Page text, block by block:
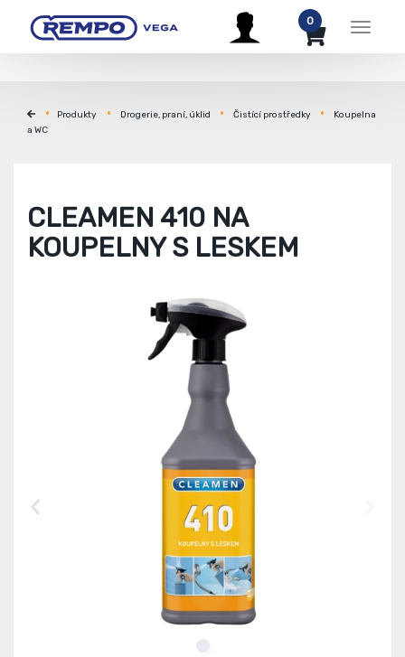
Menu
0
Produkty Drogerie, praní, úklid Čistící prostředky
Koupelna
a WC
CLEAMEN 410 NA
KOUPELNY S LESKEM